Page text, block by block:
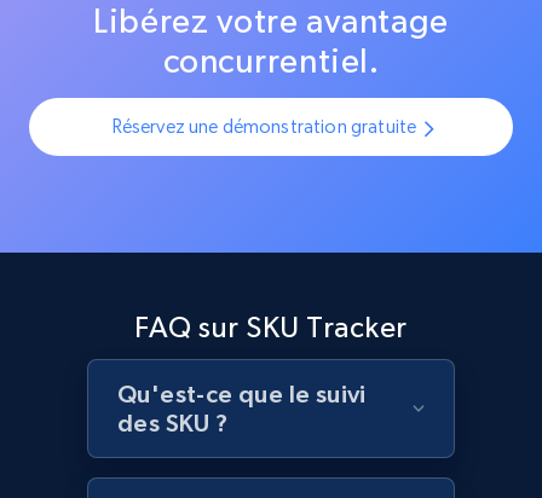
Libérez votre avantage
concurrentiel.
Réservez une démonstration gratuite
FAQ sur SKU Tracker
Qu'est-ce que le suivi
des SKU ?